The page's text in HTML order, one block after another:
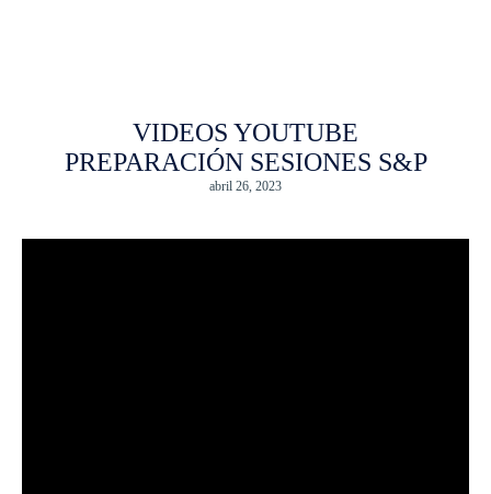
VIDEOS YOUTUBE
PREPARACIÓN SESIONES S&P
abril 26, 2023